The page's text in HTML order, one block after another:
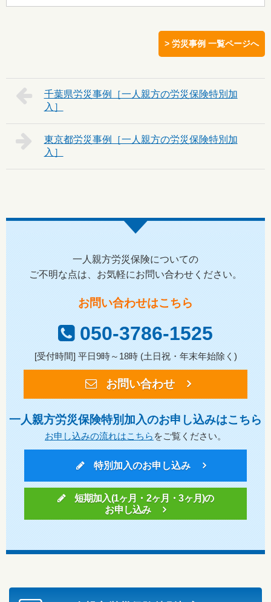
> 労災事例 一覧ページへ
千葉県
東京都
一人親方労災保険についての
ご不明な点は、お気軽にお問い合わせください。
お問い合わせはこちら
050-3786-1525
[受付時間] 平日9時～18時 (土日祝・年末年始除く)
お問い合わせ
一人親方労災保険特別加入のお申し込みはこちら
お申し込みの流れはこちらをご覧ください。
特別加入のお申し込み
短期加入(1ヶ月・2ヶ月・3ヶ月)の
お申し込み